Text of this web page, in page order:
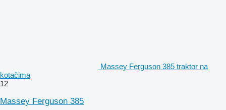
Massey Ferguson 385 traktor na
kotačima
12
Massey Ferguson 385